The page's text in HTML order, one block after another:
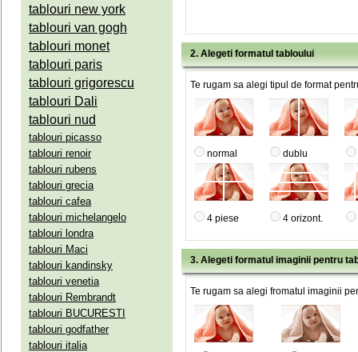
tablouri new york
tablouri van gogh
tablouri monet
tablouri paris
tablouri grigorescu
tablouri Dali
tablouri nud
tablouri picasso
tablouri renoir
tablouri rubens
tablouri grecia
tablouri cafea
tablouri michelangelo
tablouri londra
tablouri Maci
tablouri kandinsky
tablouri venetia
tablouri Rembrandt
tablouri BUCURESTI
tablouri godfather
tablouri italia
2. Alegeti formatul tabloului
Te rugam sa alegi tipul de format
normal dublu
4 piese 4 orizont.
3. Alegeti formatul imaginii pentru
Te rugam sa alegi fromatul imaginii